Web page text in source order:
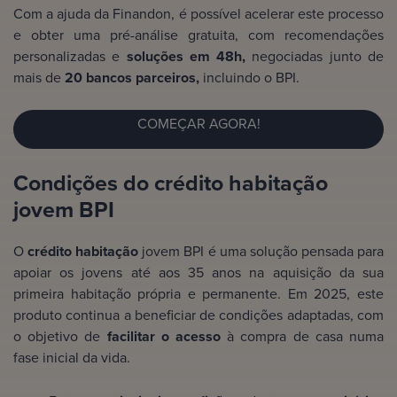
Com a ajuda da Finandon, é possível acelerar este processo
e obter uma pré-análise gratuita, com recomendações
personalizadas e soluções em 48h, negociadas junto de
mais de20 bancos parceiros, incluindo o BPI.
COMEÇAR AGORA!
Condições do crédito habitação
jovem BPI
Ocrédito habitação jovem BPI é uma solução pensada para
apoiar os jovens até aos 35 anos na aquisição da sua
primeira habitação própria e permanente. Em 2025, este
produto continua a beneficiar de condições adaptadas, com
o objetivo de facilitar o acesso à compra de casa numa
fase inicial da vida.